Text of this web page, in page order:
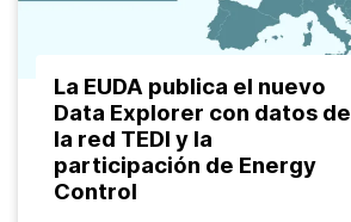
La EUDA publica el nuevo
Data Explorer con datos de
la red TEDI y la
participación de Energy
Control